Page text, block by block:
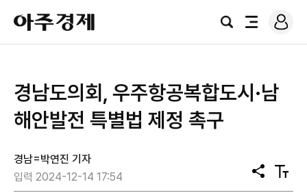
아
주
경
검
전
로
그
경남도의회, 우주항공복합도시·남
해안발전 특별법 제정 촉구
경남=박연진 기자
입력 2024-12-14 17:54
공
유
텍
스